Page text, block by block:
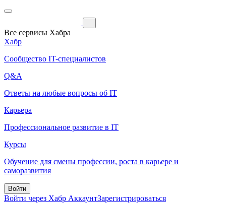
Все сервисы Хабра
Хабр
Сообщество IT-специалистов
Q&A
Ответы на любые вопросы об IT
Карьера
Профессиональное развитие в IT
Курсы
Обучение для смены профессии, роста в карьере и
саморазвития
Войти
Войти через Хабр АккаунтЗарегистрироваться